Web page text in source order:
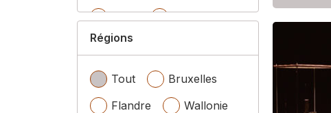
07.02
08.02
09.02
Régions
Tout
Bruxelles
Flandre
Wallonie